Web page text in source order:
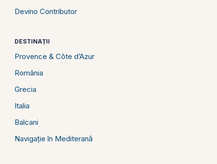
Devino Contributor
DESTINAȚII
Provence & Côte d’Azur
România
Grecia
Italia
Balcani
Navigație în Mediterană